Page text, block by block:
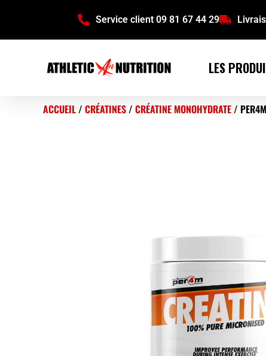
Service client 09 81 67 44 29
LES
ACCUEIL/ CRÉATINES/ CRÉATINE MONOHYDRATE/